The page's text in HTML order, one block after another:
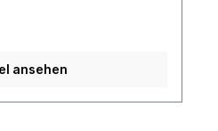
Schnellverbinder oder
eine hohe Dichtigkeit
ansehen